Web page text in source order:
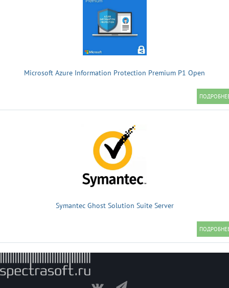
Microsoft Azure Information Protection Premium P1 Open
Symantec Ghost Solution Suite Server